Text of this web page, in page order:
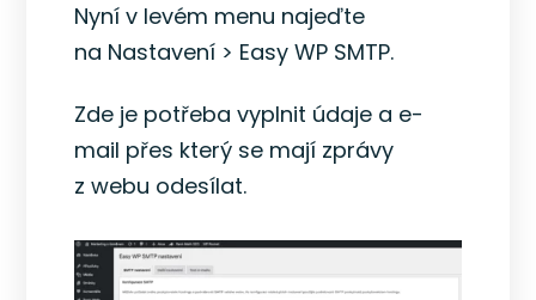
Nyní v levém menu najeďte
na Nastavení > Easy WP SMTP.
Zde je potřeba vyplnit údaje a e-
mail přes který se mají zprávy
z webu odesílat.